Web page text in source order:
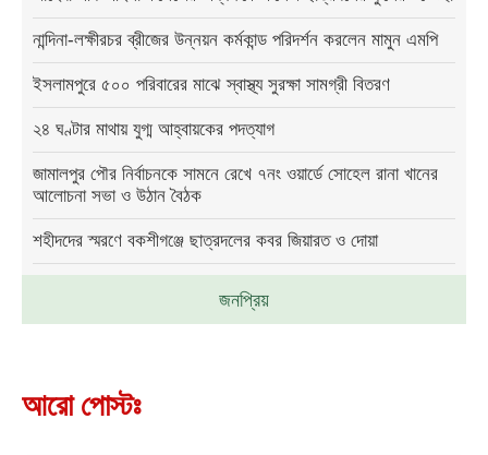
জনপ্রিয়
নান্দিনা-লক্ষীরচর ব্রীজের উন্নয়ন কর্মকান্ড পরিদর্শন করলেন মামুন এমপি
ইসলামপুরে ৫০০ পরিবারের মাঝে স্বাস্থ্য সুরক্ষা সামগ্রী বিতরণ
২৪ ঘণ্টার মাথায় যুগ্ম আহ্বায়কের পদত্যাগ
জামালপুর পৌর নির্বাচনকে সামনে রেখে ৭নং ওয়ার্ডে সোহেল রানা খানের
আলোচনা সভা ও উঠান বৈঠক
শহীদদের স্মরণে বকশীগঞ্জে ছাত্রদলের কবর জিয়ারত ও দোয়া
আরো পোস্টঃ